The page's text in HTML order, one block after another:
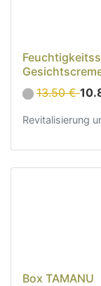
13.50 €
Revitalisierung
Box TAMANU